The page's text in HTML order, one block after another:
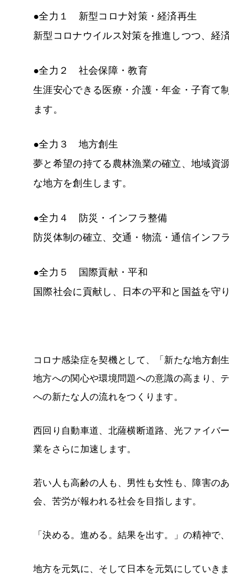
●全力１ 新型コロナ対策・経済再生
新型コロナウイルス対策を推進しつつ、経
●全力２ 社会保障・教育
生涯安心できる医療・介護・年金・子育て
ます。
●全力３ 地方創生
夢と希望の持てる農林漁業の確立、地域資
な地方を創生します。
●全力４ 防災・インフラ整備
防災体制の確立、交通・物流・通信インフ
●全力５ 国際貢献・平和
国際社会に貢献し、日本の平和と国益を守
コロナ感染症を契機として、「新たな地方創
地方への関心や環境問題への意識の高まり、
への新たな人の流れをつくります。
西回り自動車道、北薩横断道路、光ファイバ
業をさらに加速します。
若い人も高齢の人も、男性も女性も、障害の
会、苦労が報われる社会を目指します。
「決める。進める。結果を出す。」の精神で
地方を元気に、そして日本を元気にしていき